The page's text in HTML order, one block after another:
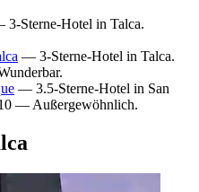
Sterne-Hotel in Talca.
— 3-Sterne-Hotel in Talca.
— 3.5-Sterne-Hotel in San
— Außergewöhnlich.